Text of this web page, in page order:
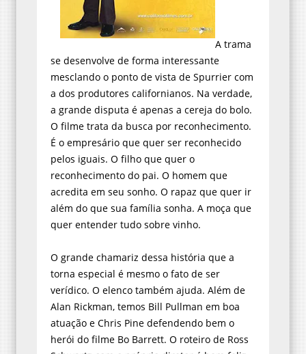
A trama
se desenvolve de forma interessante
mesclando o ponto de vista de Spurrier com
a dos produtores californianos. Na verdade,
a grande disputa é apenas a cereja do bolo.
O filme trata da busca por reconhecimento.
É o empresário que quer ser reconhecido
pelos iguais. O filho que quer o
reconhecimento do pai. O homem que
acredita em seu sonho. O rapaz que quer ir
além do que sua família sonha. A moça que
quer entender tudo sobre vinho.
O grande chamariz dessa história que a
torna especial é mesmo o fato de ser
verídico. O elenco também ajuda. Além de
Alan Rickman, temos Bill Pullman em boa
atuação e Chris Pine defendendo bem o
herói do filme Bo Barrett. O roteiro de Ross